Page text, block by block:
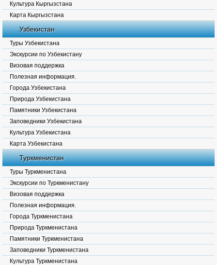
Культура Кыргызстана
Карта Кыргызстана
Узбекистан
Туры Узбекистана
Экскурсии по Узбекистану
Визовая поддержка
Полезная информация.
Города Узбекистана
Природа Узбекистана
Памятники Узбекистана
Заповедники Узбекистана
Культура Узбекистана
Карта Узбекистана
Туркменистан
Туры Туркменистана
Экскурсии по Туркменистану
Визовая поддержка
Полезная информация.
Города Туркменистана
Природа Туркменистана
Памятники Туркменистана
Заповедники Туркменистана
Культура Туркменистана